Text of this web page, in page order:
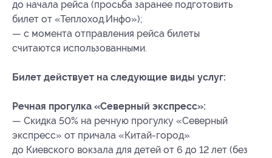
до начала рейса (просьба заранее подготовить
билет от «Теплоход.Инфо»);
— с момента отправления рейса билеты
считаются использованными.
Билет действует на следующие виды услуг:
Речная прогулка «Северный экспресс»:
— Скидка 50% на речную прогулку «Северный
экспресс» от причала «Китай-город»
до Киевского вокзала для детей от 6 до 12 лет (без